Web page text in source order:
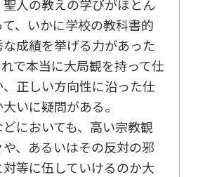
人の教えの学びがほとん
、いかに学校の教科書的
成績を挙げる力があった
で本当に大局観を持って仕
正しい方向性に沿った仕
いに疑問がある。
においても、高い宗教観
、あるいはその反対の邪
等に伍していけるのか大